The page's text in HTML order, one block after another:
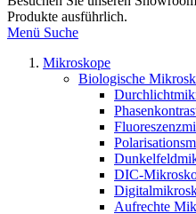
Produkte ausführlich.
Menü Suche
Mikroskope
Biologische
DIC-
Aufrechte